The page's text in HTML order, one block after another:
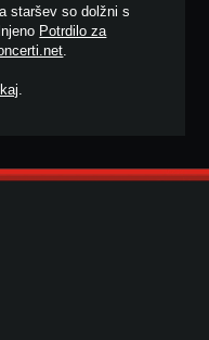
staršev so dolžni s
Potrdilo za
.
.